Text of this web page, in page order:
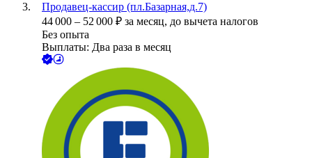
Продавец-кассир (пл.Базарная,д.7)
44 000 – 52 000 ₽ за месяц, до вычета налогов
Без опыта
Выплаты: Два раза в месяц